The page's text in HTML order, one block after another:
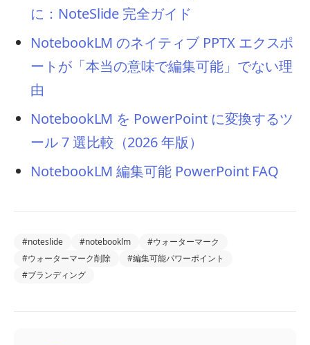
に：NoteSlide 完全ガイド
NotebookLM のネイティブ PPTX エクスポ
ートが「本当の意味で編集可能」でない理
由
NotebookLM を PowerPoint に変換するツ
ール 7 選比較（2026 年版）
NotebookLM 編集可能 PowerPoint FAQ
#noteslide #notebooklm #ウォーターマーク
#ウォーターマーク削除 #編集可能パワーポイント
#ブランディング